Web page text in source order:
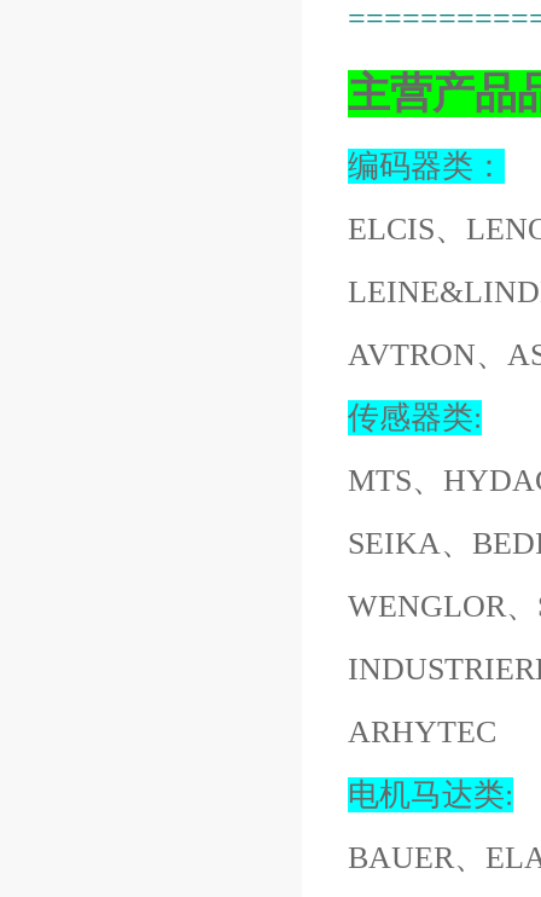
主营产品
编码器类：
ELCIS、
AVTRON、
传感器类:
MTS、
SEIKA、
WENGLOR
ARHYTEC
电机马达类:
BAUER、